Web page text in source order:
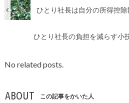
ひとり社長は自分の所得控
ひとり社長の負担を減らす小
No related posts.
ABOUT この記事をかいた人